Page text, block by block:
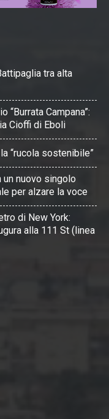
tra alta
“Burrata Campana”:
Cioffi di Eboli
“rucola sostenibile”
un nuovo singolo
per alzare la voce
di New York:
alla 111 St (linea